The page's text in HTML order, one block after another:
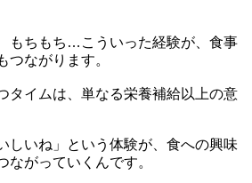
もちもち…こういった経験が、食事
つながります。
タイムは、単なる栄養補給以上の意
しいね」という体験が、食への興味
ながっていくんです。